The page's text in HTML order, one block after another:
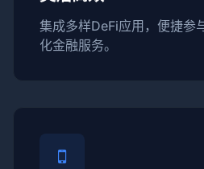
集成多样DeFi应用，便捷参
化金融服务。